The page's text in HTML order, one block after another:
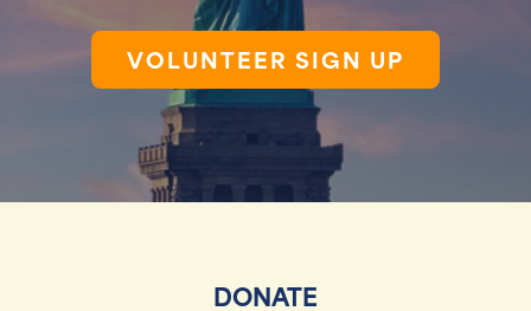
VOLUNTEER SIGN UP
DONATE